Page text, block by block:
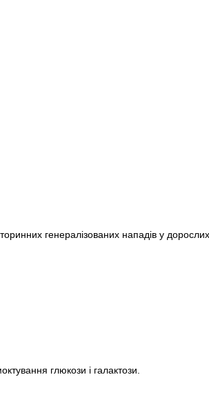
генералізованих нападів у дорослих
глюкози і галактози.